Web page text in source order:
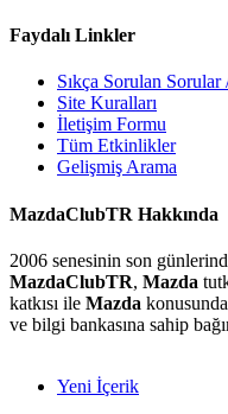
Faydalı Linkler
Sıkça Sorulan Sorular
Site Kuralları
İletişim Formu
Tüm Etkinlikler
Gelişmiş Arama
MazdaClubTR Hakkında
2006 senesinin son
MazdaClubTR, Mazda
katkısı ile Mazda
ve bilgi bankasına sahip
Yeni İçerik